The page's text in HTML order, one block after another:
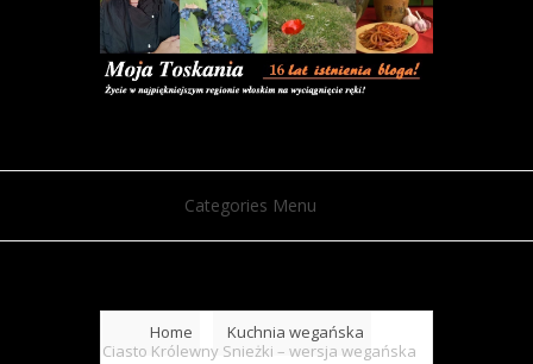
Categories Menu
Home
Kuchnia wegańska
Ciasto Królewny Snieżki – wersja wegańska